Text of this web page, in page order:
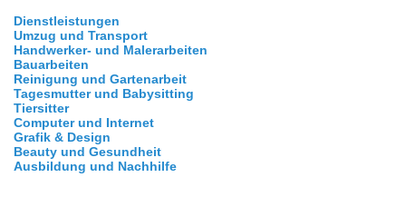
Dienstleistungen
Umzug und Transport
Handwerker- und Malerarbeiten
Bauarbeiten
Reinigung und Gartenarbeit
Tagesmutter und Babysitting
Tiersitter
Computer und Internet
Grafik & Design
Beauty und Gesundheit
Ausbildung und Nachhilfe